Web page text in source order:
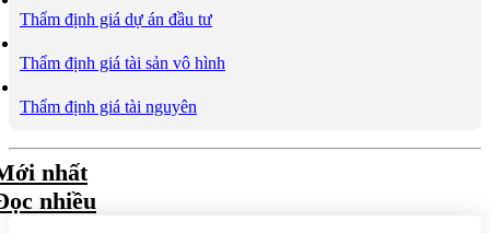
Thẩm định giá dự án đầu tư
Thẩm định giá tài sản vô hình
Thẩm định giá tài nguyên
nhất
nhiều